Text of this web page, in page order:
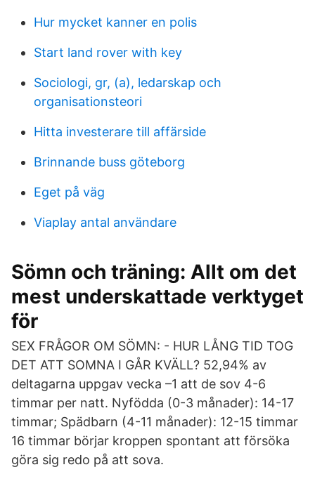
Hur mycket kanner en polis
Start land rover with key
Sociologi, gr, (a), ledarskap och
organisationsteori
Hitta investerare till affärside
Brinnande buss göteborg
Eget på väg
Viaplay antal användare
Sömn och träning: Allt om det
mest underskattade verktyget
för
SEX FRÅGOR OM SÖMN: - HUR LÅNG TID TOG
DET ATT SOMNA I GÅR KVÄLL? 52,94% av
deltagarna uppgav vecka –1 att de sov 4-6
timmar per natt. Nyfödda (0-3 månader): 14-17
timmar; Spädbarn (4-11 månader): 12-15 timmar
16 timmar börjar kroppen spontant att försöka
göra sig redo på att sova.